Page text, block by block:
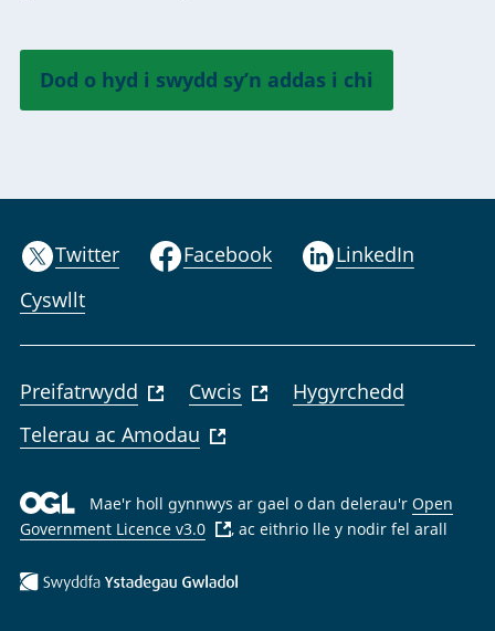
Dod o hyd i swydd sy’n addas i chi
Twitter Facebook
LinkedIn
Cyswllt
Preifatrwydd Cwcis
Hygyrchedd
Telerau ac Amodau
Mae'r holl gynnwys ar gael o dan delerau'r Open
Government Licence v3.0
, ac eithrio lle y nodir fel arall